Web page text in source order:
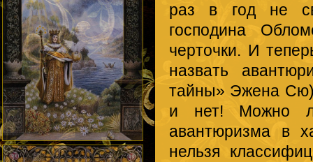
раз в год не
господина
черточки. И
назвать
тайны» Эжена
и нет! Можно
авантюризма в
нельзя